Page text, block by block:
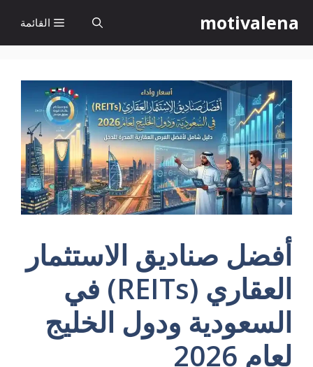
إلى
المحتوى
motivalena القائمة
أفضل صناديق الاستثمار
العقاري (REITs) في
السعودية ودول الخليج
لعام 2026